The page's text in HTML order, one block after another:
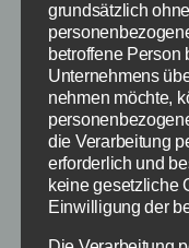
Bugfixes
Heists
Das Rockstar
12.03.2015
erschienen ist,
des Online-
grundsätzlich
betroffene Person
Unternehmens
nehmen möchte,
die Verarbeitung
erforderlich und
keine gesetzliche
Einwilligung der